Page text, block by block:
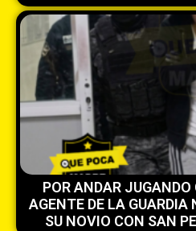
POR ANDAR
AGENTE DE LA
SU NOVIO CON SAN